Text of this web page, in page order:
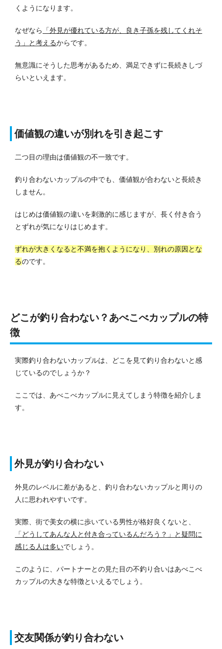
くようになります。
なぜなら
「外見が優れている方が、良き子孫を残してくれそ
う」と考えるからです。
無意識にそうした思考があるため、満足できずに長続きしづ
らいといえます。
価値観の違いが別れを引き起こす
二つ目の理由は価値観の不一致です。
釣り合わないカップルの中でも、価値観が合わないと長続き
しません。
はじめは価値観の違いを刺激的に感じますが、長く付き合う
とずれが気になりはじめます。
ずれが大きくなると不満を抱くようになり、別れの原因とな
るのです。
どこが釣り合わない？あべこべカップルの特
徴
実際釣り合わないカップルは、どこを見て釣り合わないと感
じているのでしょうか？
ここでは、あべこべカップルに見えてしまう特徴を紹介しま
す。
外見が釣り合わない
外見のレベルに差があると、釣り合わないカップルと周りの
人に思われやすいです。
実際、街で美女の横に歩いている男性が格好良くないと、
「どうしてあんな人と付き合っているんだろう？」と疑問に
感じる人は多いでしょう。
このように、パートナーとの見た目の不釣り合いはあべこべ
カップルの大きな特徴といえるでしょう。
交友関係が釣り合わない